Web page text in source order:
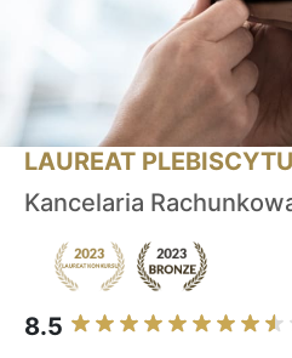
LAUREAT
Kancelaria
8.5